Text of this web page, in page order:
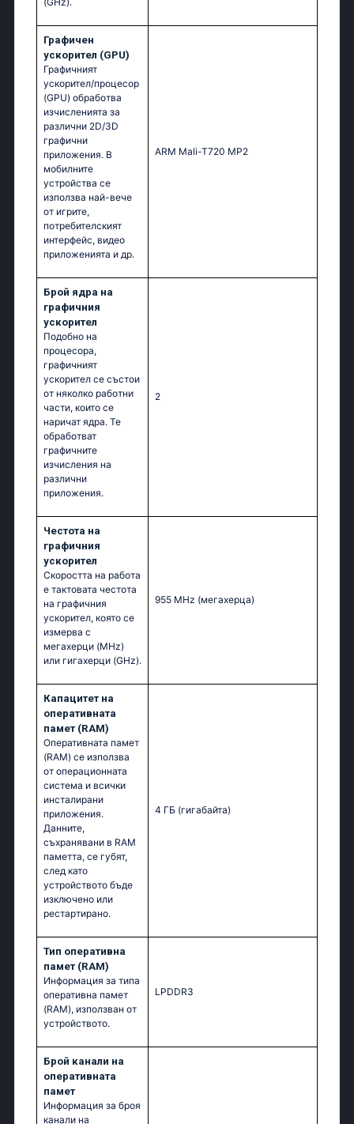
Графичен
ускорител (GPU)
Графичният
ускорител/процесор
(GPU) обработва
изчисленията за
различни 2D/3D
графични
приложения. В
мобилните
устройства се
използва най-вече
от игрите,
потребителският
интерфейс, видео
приложенията и др.
ARM Mali-T720 MP2
Брой ядра на
графичния
ускорител
Подобно на
процесора,
графичният
ускорител се състои
от няколко работни
части, които се
наричат ядра. Те
обработват
графичните
изчисления на
различни
приложения.
2
Честота на
графичния
ускорител
Скоростта на работа
е тактовата честота
на графичния
ускорител, която се
измерва с
мегахерци (MHz)
или гигахерци (GHz).
955 MHz (мегахерца)
Капацитет на
оперативната
памет (RAM)
Оперативната памет
(RAM) се използва
от операционната
система и всички
инсталирани
приложения.
Данните,
съхранявани в RAM
паметта, се губят,
след като
устройството бъде
изключено или
рестартирано.
4 ГБ (гигабайта)
Тип оперативна
памет (RAM)
Информация за типа
оперативна памет
(RAM), използван от
устройството.
LPDDR3
Брой канали на
оперативната
памет
Информация за броя
канали на